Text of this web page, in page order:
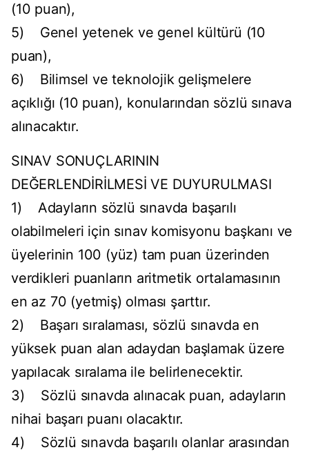
(10 puan),
5) Genel yetenek ve genel kültürü (10
puan),
6) Bilimsel ve teknolojik gelişmelere
açıklığı (10 puan), konularından sözlü sınava
alınacaktır.
SINAV SONUÇLARININ
DEĞERLENDİRİLMESİ VE DUYURULMASI
1) Adayların sözlü sınavda başarılı
olabilmeleri için sınav komisyonu başkanı ve
üyelerinin 100 (yüz) tam puan üzerinden
verdikleri puanların aritmetik ortalamasının
en az 70 (yetmiş) olması şarttır.
2) Başarı sıralaması, sözlü sınavda en
yüksek puan alan adaydan başlamak üzere
yapılacak sıralama ile belirlenecektir.
3) Sözlü sınavda alınacak puan, adayların
nihai başarı puanı olacaktır.
4) Sözlü sınavda başarılı olanlar arasından